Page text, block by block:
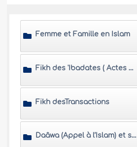
Femme et Famille en Islam
Fikh des 'Ibadates ( Actes de culte )
Fikh desTransactions
Daâwa (Appel à l’Islam) et ses moyens